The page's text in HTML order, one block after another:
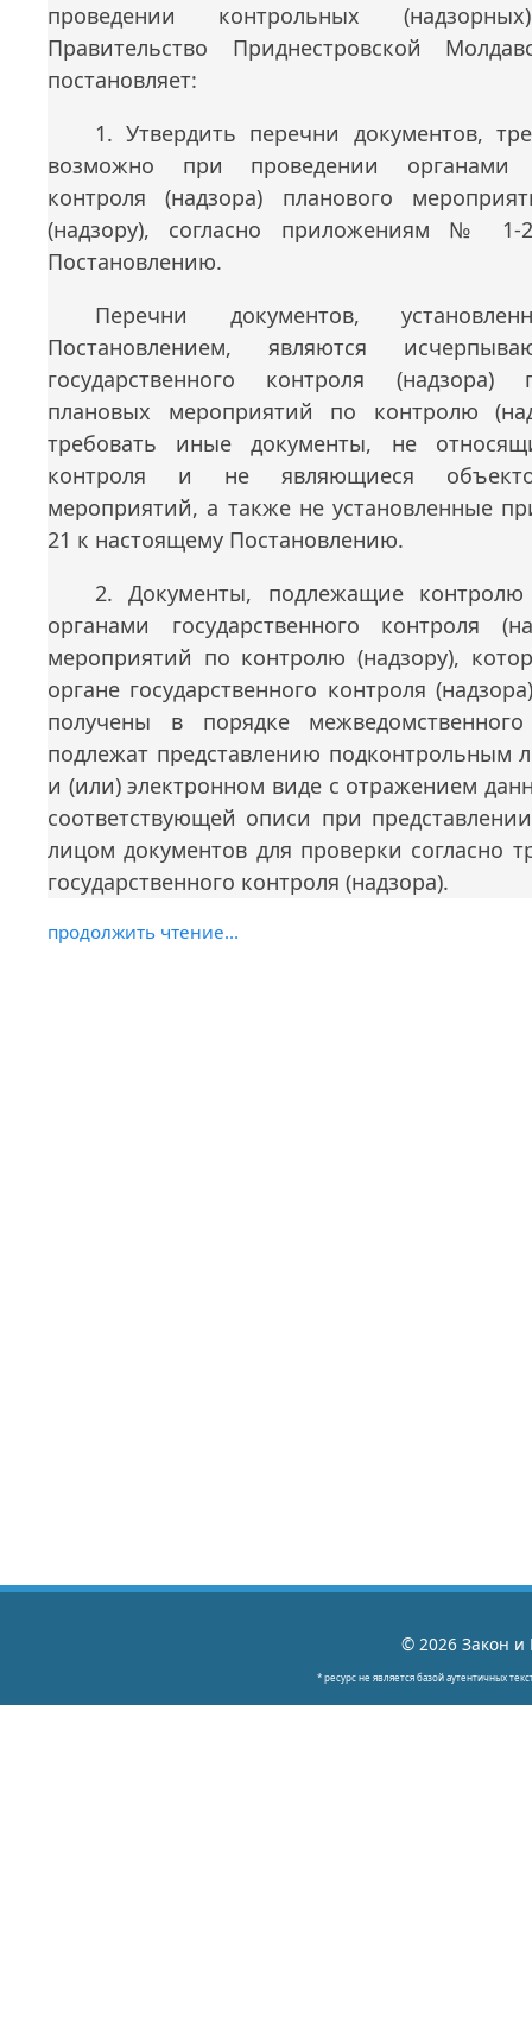
проведении контрольных
Правительство Приднестровской
постановляет:
1. Утвердить перечни документов,
возможно при проведении органами
контроля (надзора) планового
(надзору), согласно приложениям № 1-
Постановлению.
Перечни документов,
Постановлением, являются
государственного контроля
плановых мероприятий по контролю
требовать иные документы, не
контроля и не являющиеся
мероприятий, а также не установленные
21 к настоящему Постановлению.
2. Документы, подлежащие
органами государственного контроля
мероприятий по контролю (надзору),
органе государственного контроля
получены в порядке межведомственного
подлежат представлению подконтрольным
и (или) электронном виде с отражением
соответствующей описи при
лицом документов для проверки согласно
государственного контроля (надзора).
продолжить чтение...
© 2026 Закон и
* ресурс не является базой аутентичных